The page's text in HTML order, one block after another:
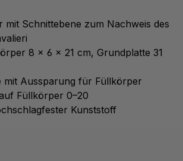
mit Schnittebene zum Nachweis des
8 x 6 x 21 cm, Grundplatte 31
mit Aussparung für Füllkörper
Füllkörper 0–20
Kunststoff